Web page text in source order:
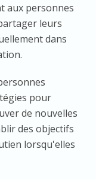
aux personnes
leurs
dans
pour
de nouvelles
des objectifs
lorsqu'elles